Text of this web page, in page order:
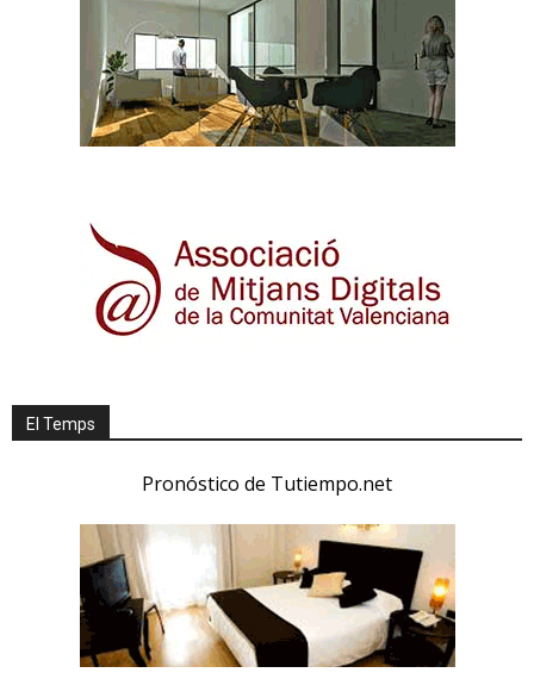
El Temps
Pronóstico de Tutiempo.net